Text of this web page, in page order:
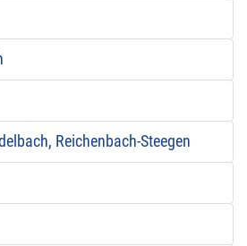
Reichenbach-Steegen